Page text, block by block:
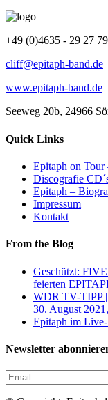
+49 (0)4635 - 29 27
cliff@epitaph-band.de
www.epitaph-band.de
Seeweg 20b, 24966
Quick Links
Epitaph on Tour
Discografie
Epitaph –
Impressum
Kontakt
From the Blog
Geschützt:
feierten
WDR TV-TIPP
30. August
Epitaph im Live-
Newsletter